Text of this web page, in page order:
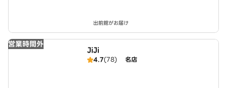
出前館がお届け
営業時間外
JiJi
4.7(78) 名店